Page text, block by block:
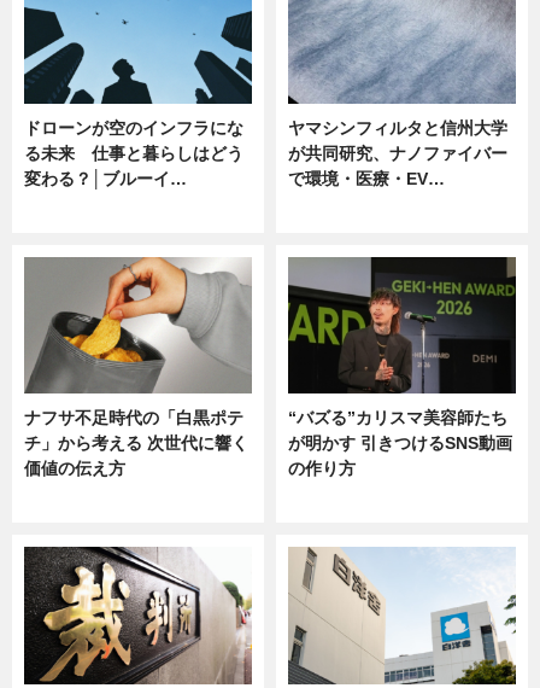
ドローンが空のインフラにな
る未来 仕事と暮らしはどう
変わる？│ブルーイ…
ヤマシンフィルタと信州大学
が共同研究、ナノファイバー
で環境・医療・EV…
ナフサ不足時代の「白黒ポテ
チ」から考える 次世代に響く
価値の伝え方
“バズる”カリスマ美容師たち
が明かす 引きつけるSNS動画
の作り方